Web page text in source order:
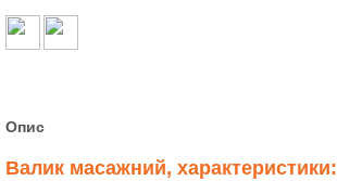
Опис
Валик масажний, характеристики: